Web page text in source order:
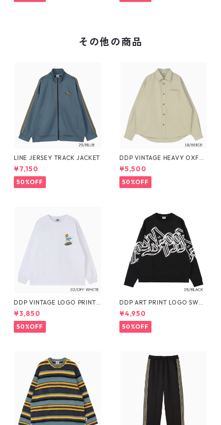
その他の商品
LINE JERSEY TRACK JACKET
¥7,150
50%OFF
DDP VINTAGE HEAVY OXFO
RD SHIRTS
¥5,500
50%OFF
DDP VINTAGE LOGO PRINT
L/S TEE
¥3,850
50%OFF
DDP ART PRINT LOGO SWEA
T SHIRTS
¥4,950
50%OFF